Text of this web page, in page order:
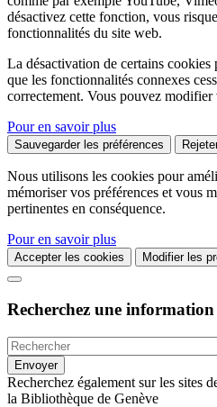
désactivez cette fonction, vous
fonctionnalités du site web.
La désactivation de certains cookies
que les fonctionnalités connexes
correctement. Vous pouvez modifier
Pour en savoir plus
Sauvegarder les préférences
Nous utilisons les cookies pour
mémoriser vos préférences et vous
pertinentes en conséquence.
Pour en savoir plus
Accepter les cookies Modifier les
Recherchez une information
Recherchez également sur les sites
la Bibliothèque de Genève